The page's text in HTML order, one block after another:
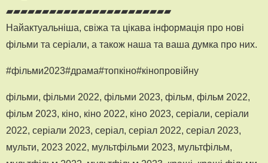
▰▰▰▰▰▰▰▰▰▰▰▰▰▰▰▰▰▰▰▰▰▰▰
Найактуальніша, свіжа та цікава інформація про нові
фільми та серіали, а також наша та ваша думка про них.
#фільми2023#драма#топкіно#кінопровійну
фільми, фільми 2022, фільми 2023, фільм, фільм 2022,
фільм 2023, кіно, кіно 2022, кіно 2023, серіали, серіали
2022, серіали 2023, серіал, серіал 2022, серіал 2023,
мульти, 2023 2022, мультфільми 2023, мультфільм,